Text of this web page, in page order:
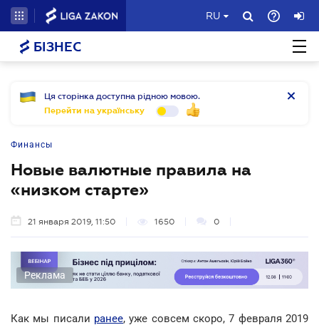
RU
БІЗНЕС
Ця сторінка доступна рідною мовою.
Перейти на українську
Финансы
Новые валютные правила на
«низком старте»
21 января 2019, 11:50 1650 0
Реклама
Как мы писали ранее, уже совсем скоро, 7 февраля 2019